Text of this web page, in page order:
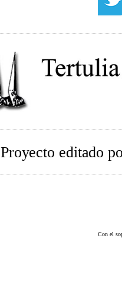
Proyecto editado
Con el